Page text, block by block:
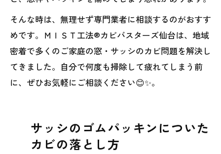
そんな時は、無理せず専門業者に相談するのがおすす
めです。ＭＩＳＴ工法®カビバスターズ仙台は、地域
密着で多くのご家庭の窓・サッシのカビ問題を解決し
てきました。自分で何度も掃除して疲れてしまう前
に、ぜひお気軽にご相談ください😊✨。
サッシのゴムパッキンについた
カビの落とし方